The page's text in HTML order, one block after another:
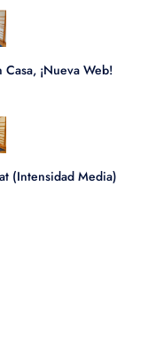
Casa, ¡nueva Web!
(Intensidad Media)